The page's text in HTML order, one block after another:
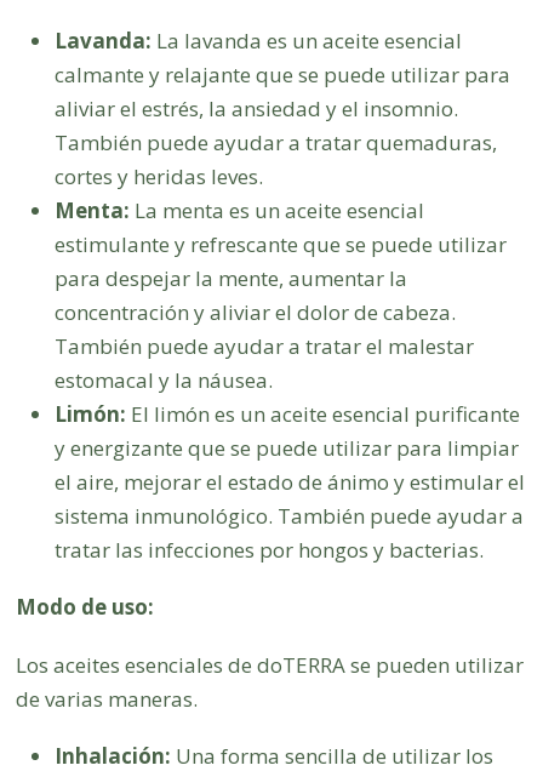
Lavanda: La lavanda es un aceite esencial
calmante y relajante que se puede utilizar para
aliviar el estrés, la ansiedad y el insomnio.
También puede ayudar a tratar quemaduras,
cortes y heridas leves.
Menta: La menta es un aceite esencial
estimulante y refrescante que se puede utilizar
para despejar la mente, aumentar la
concentración y aliviar el dolor de cabeza.
También puede ayudar a tratar el malestar
estomacal y la náusea.
Limón: El limón es un aceite esencial purificante
y energizante que se puede utilizar para limpiar
el aire, mejorar el estado de ánimo y estimular el
sistema inmunológico. También puede ayudar a
tratar las infecciones por hongos y bacterias.
Modo de uso:
Los aceites esenciales de doTERRA se pueden utilizar
de varias maneras.
Inhalación: Una forma sencilla de utilizar los